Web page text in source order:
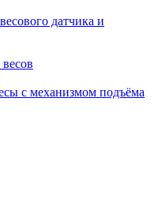
датчика и
с механизмом подъёма